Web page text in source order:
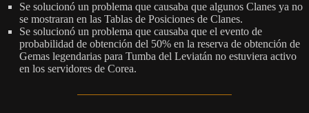
Se solucionó un problema que causaba que algunos Clanes ya no
se mostraran en las Tablas de Posiciones de Clanes.
Se solucionó un problema que causaba que el evento de
probabilidad de obtención del 50% en la reserva de obtención de
Gemas legendarias para Tumba del Leviatán no estuviera activo
en los servidores de Corea.